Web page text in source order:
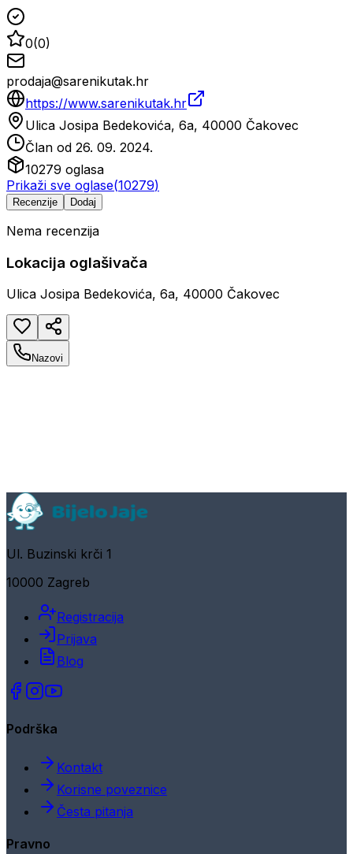
0(0)
prodaja@sarenikutak.hr
https://www.sarenikutak.hr
Ulica Josipa Bedekovića, 6a, 40000 Čakovec
Član od 26. 09. 2024.
10279 oglasa
Prikaži sve oglase(10279)
Recenzije Dodaj
Nema recenzija
Lokacija oglašivača
Ulica Josipa Bedekovića, 6a, 40000 Čakovec
Nazovi
Ul. Buzinski krči 1
10000 Zagreb
Registracija
Prijava
Blog
Podrška
Kontakt
Korisne poveznice
Česta pitanja
Pravno